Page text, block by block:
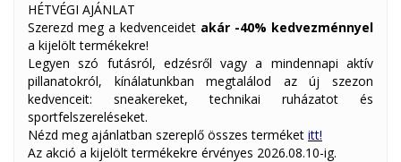
HÉTVÉGI AJÁNLAT
Szerezd meg a kedvenceidet akár -40% kedvezménnyel
a kijelölt termékekre!
Legyen szó futásról, edzésről vagy a mindennapi aktív
pillanatokról, kínálatunkban megtalálod az új szezon
kedvenceit: sneakereket, technikai ruházatot és
sportfelszereléseket.
Nézd meg ajánlatban szereplő összes terméket itt!
Az akció a kijelölt termékekre érvényes 2026.08.10-ig.